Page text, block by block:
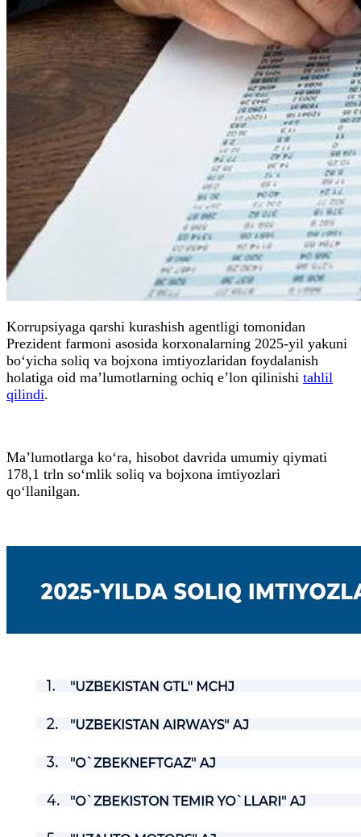
Korrupsiyaga qarshi kurashish agentligi tomonidan
Prezident farmoni asosida korxonalarning 2025-yil yakuni
bo‘yicha soliq va bojxona imtiyozlaridan foydalanish
holatiga oid ma’lumotlarning ochiq e’lon qilinishi tahlil
qilindi.
Ma’lumotlarga ko‘ra, hisobot davrida umumiy qiymati
178,1 trln so‘mlik soliq va bojxona imtiyozlari
qo‘llanilgan.